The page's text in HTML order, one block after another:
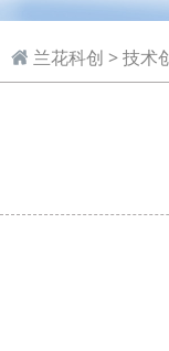
兰花科创 >技术